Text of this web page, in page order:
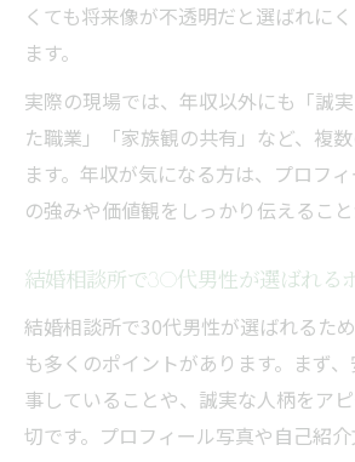
結婚相談所で30代男性が見
結婚相談所My.Soulmate
くても将来像が不透明だと選ばれに
ます。
実際の現場では、年収以外にも「誠
た職業」「家族観の共有」など、複
ます。年収が気になる方は、プロフ
の強みや価値観をしっかり伝えること
結婚相談所で30代男性が選ばれる
結婚相談所で30代男性が選ばれるた
も多くのポイントがあります。まず
事していることや、誠実な人柄をア
切です。プロフィール写真や自己紹